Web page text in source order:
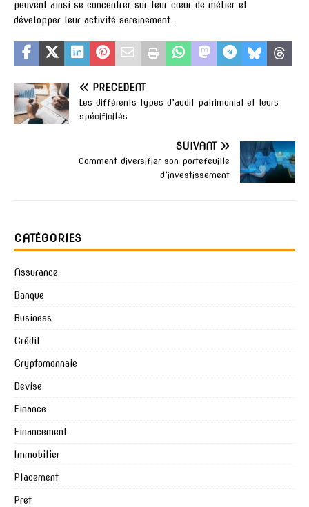
peuvent ainsi se concentrer sur leur cœur de métier et
développer leur activité sereinement.
PRÉCÉDENT
Les différents types d’audit patrimonial et leurs
spécificités
SUIVANT
Comment diversifier son portefeuille
d’investissement
CATÉGORIES
Assurance
Banque
Business
Crédit
Cryptomonnaie
Devise
Finance
Financement
Immobilier
Placement
Pret